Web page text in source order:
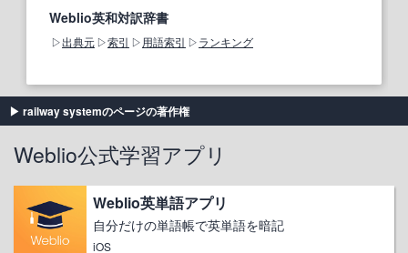
Weblio英和対訳辞書
出典元 索引 用語索引 ランキング
railway systemのページの著作権
Weblio公式学習アプリ
Weblio英単語アプリ
自分だけの単語帳で英単語を暗記
iOS